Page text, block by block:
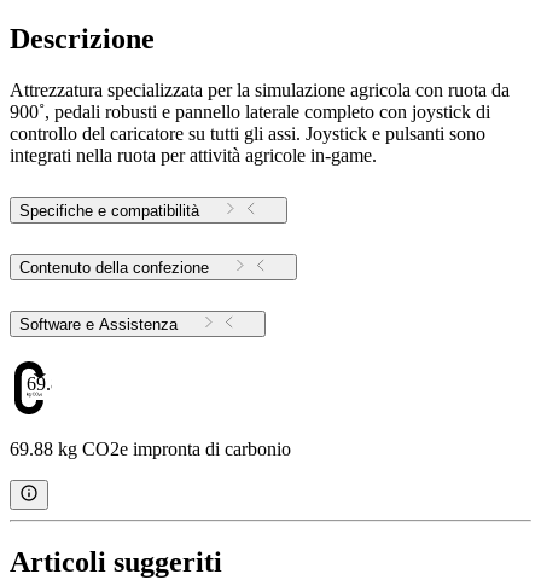
Descrizione
Attrezzatura specializzata per la simulazione agricola con ruota da
900˚, pedali robusti e pannello laterale completo con joystick di
controllo del caricatore su tutti gli assi. Joystick e pulsanti sono
integrati nella ruota per attività agricole in-game.
Specifiche e compatibilità
Contenuto della confezione
Software e Assistenza
69.88
69.88 kg CO2e impronta di carbonio
Articoli suggeriti